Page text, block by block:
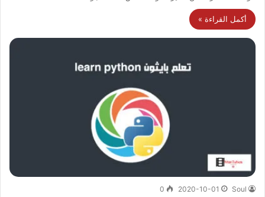
أكمل القراءة »
Soul
2020-10-01
0